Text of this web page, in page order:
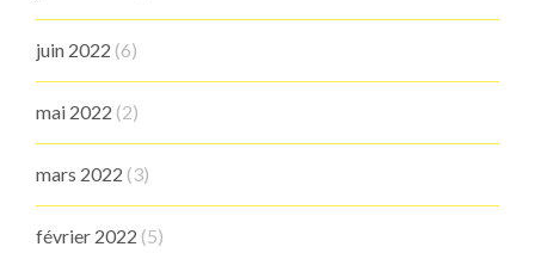
juin 2022 (6)
mai 2022 (2)
mars 2022 (3)
février 2022 (5)